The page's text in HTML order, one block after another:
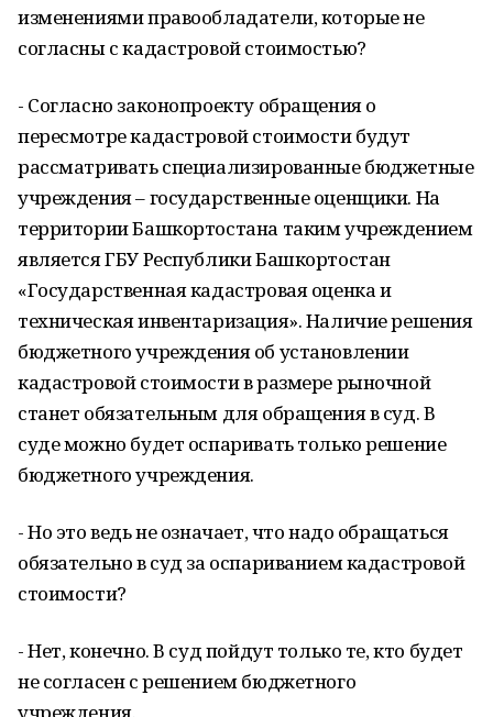
изменениями правообладатели, которые не
согласны с кадастровой стоимостью?
- Согласно законопроекту обращения о
пересмотре кадастровой стоимости будут
рассматривать специализированные бюджетные
учреждения – государственные оценщики. На
территории Башкортостана таким учреждением
является ГБУ Республики Башкортостан
«Государственная кадастровая оценка и
техническая инвентаризация». Наличие решения
бюджетного учреждения об установлении
кадастровой стоимости в размере рыночной
станет обязательным для обращения в суд. В
суде можно будет оспаривать только решение
бюджетного учреждения.
- Но это ведь не означает, что надо обращаться
обязательно в суд за оспариванием кадастровой
стоимости?
- Нет, конечно. В суд пойдут только те, кто будет
не согласен с решением бюджетного